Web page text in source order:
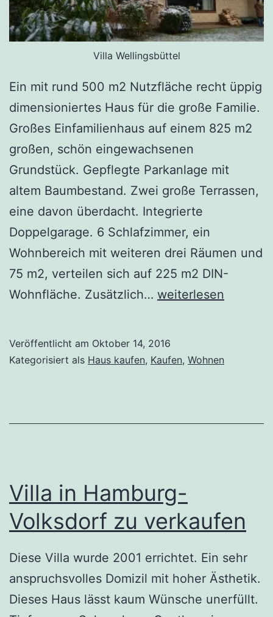
Villa Wellingsbüttel
Ein mit rund 500 m2 Nutzfläche recht üppig
dimensioniertes Haus für die große Familie.
Großes Einfamilienhaus auf einem 825 m2
großen, schön eingewachsenen
Grundstück. Gepflegte Parkanlage mit
altem Baumbestand. Zwei große Terrassen,
eine davon überdacht. Integrierte
Doppelgarage. 6 Schlafzimmer, ein
Wohnbereich mit weiteren drei Räumen und
75 m2, verteilen sich auf 225 m2 DIN-
Wohnfläche. Zusätzlich… Hamburg
eine
weiterlesen
Veröffentlicht am Oktober 14, 2016
Kategorisiert als Haus kaufen, Kaufen, Wohnen
Villa in Hamburg-
Volksdorf zu verkaufen
Diese Villa wurde 2001 errichtet. Ein sehr
anspruchsvolles Domizil mit hoher Ästhetik.
Dieses Haus lässt kaum Wünsche unerfüllt.